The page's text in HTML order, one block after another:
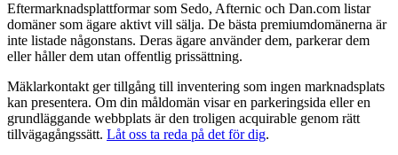
Eftermarknadsplattformar som Sedo, Afternic och Dan.com listar
domäner som ägare aktivt vill sälja. De bästa premiumdomänerna är
inte listade någonstans. Deras ägare använder dem, parkerar dem
eller håller dem utan offentlig prissättning.
Mäklarkontakt ger tillgång till inventering som ingen marknadsplats
kan presentera. Om din måldomän visar en parkeringsida eller en
grundläggande webbplats är den troligen acquirable genom rätt
tillvägagångssätt. Låt oss ta reda på det för dig.